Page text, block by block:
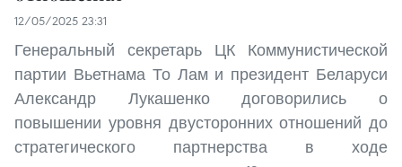
12/05/2025 23:31
Генеральный секретарь ЦК Коммунистической
партии Вьетнама То Лам и президент Беларуси
Александр Лукашенко договорились о
повышении уровня двусторонних отношений до
стратегического партнерства в ходе